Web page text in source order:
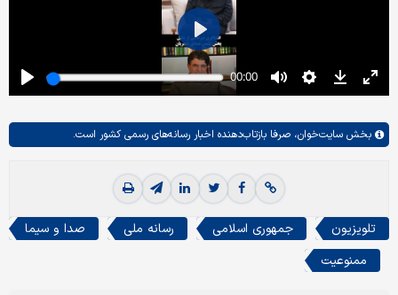
بخش سایت‌خوان، صرفا بازتاب‌دهنده اخبار رسانه‌های رسمی کشور است.
تلویزیون جمهوری اسلامی رسانه ملی
صدا و سیما
ممنوعیت